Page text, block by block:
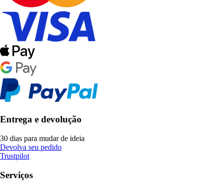
Entrega e devolução
30 dias para mudar de ideia
Devolva seu pedido
Trustpilot
Serviços